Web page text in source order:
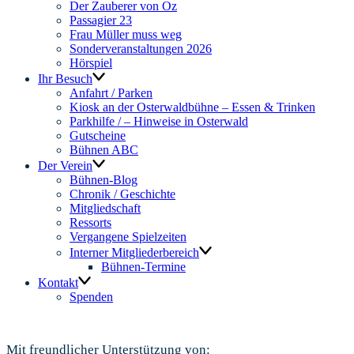
Der Zauberer von Oz
Passagier 23
Frau Müller muss weg
Sonderveranstaltungen 2026
Hörspiel
Ihr Besuch
Anfahrt / Parken
Kiosk an der Osterwaldbühne – Essen & Trinken
Parkhilfe / – Hinweise in Osterwald
Gutscheine
Bühnen ABC
Der Verein
Bühnen-Blog
Chronik / Geschichte
Mitgliedschaft
Ressorts
Vergangene Spielzeiten
Interner Mitgliederbereich
Bühnen-Termine
Kontakt
Spenden
Mit freundlicher Unterstützung von: